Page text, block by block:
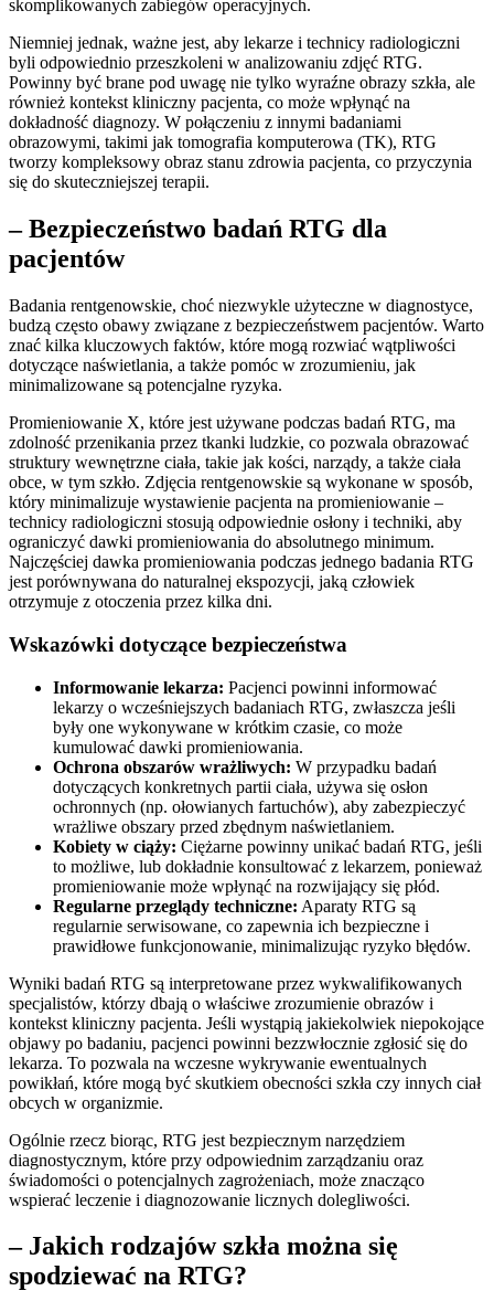
skomplikowanych zabiegów operacyjnych.
Niemniej jednak, ważne jest, aby lekarze i technicy radiologiczni
byli odpowiednio przeszkoleni w analizowaniu zdjęć RTG.
Powinny być brane pod uwagę nie tylko wyraźne obrazy szkła, ale
również kontekst kliniczny pacjenta, co może wpłynąć na
dokładność diagnozy. W połączeniu z innymi badaniami
obrazowymi, takimi jak tomografia komputerowa (TK), RTG
tworzy kompleksowy obraz stanu zdrowia pacjenta, co przyczynia
się do skuteczniejszej terapii.
– Bezpieczeństwo badań RTG dla
pacjentów
Badania rentgenowskie, choć niezwykle użyteczne w diagnostyce,
budzą często obawy związane z bezpieczeństwem pacjentów. Warto
znać kilka kluczowych faktów, które mogą rozwiać wątpliwości
dotyczące naświetlania, a także pomóc w zrozumieniu, jak
minimalizowane są potencjalne ryzyka.
Promieniowanie X, które jest używane podczas badań RTG, ma
zdolność przenikania przez tkanki ludzkie, co pozwala obrazować
struktury wewnętrzne ciała, takie jak kości, narządy, a także ciała
obce, w tym szkło. Zdjęcia rentgenowskie są wykonane w sposób,
który minimalizuje wystawienie pacjenta na promieniowanie –
technicy radiologiczni stosują odpowiednie osłony i techniki, aby
ograniczyć dawki promieniowania do absolutnego minimum.
Najczęściej dawka promieniowania podczas jednego badania RTG
jest porównywana do naturalnej ekspozycji, jaką człowiek
otrzymuje z otoczenia przez kilka dni.
Wskazówki dotyczące bezpieczeństwa
Informowanie lekarza: Pacjenci powinni informować
lekarzy o wcześniejszych badaniach RTG, zwłaszcza jeśli
były one wykonywane w krótkim czasie, co może
kumulować dawki promieniowania.
Ochrona obszarów wrażliwych: W przypadku badań
dotyczących konkretnych partii ciała, używa się osłon
ochronnych (np. ołowianych fartuchów), aby zabezpieczyć
wrażliwe obszary przed zbędnym naświetlaniem.
Kobiety w ciąży: Ciężarne powinny unikać badań RTG, jeśli
to możliwe, lub dokładnie konsultować z lekarzem, ponieważ
promieniowanie może wpłynąć na rozwijający się płód.
Regularne przeglądy techniczne: Aparaty RTG są
regularnie serwisowane, co zapewnia ich bezpieczne i
prawidłowe funkcjonowanie, minimalizując ryzyko błędów.
Wyniki badań RTG są interpretowane przez wykwalifikowanych
specjalistów, którzy dbają o właściwe zrozumienie obrazów i
kontekst kliniczny pacjenta. Jeśli wystąpią jakiekolwiek niepokojące
objawy po badaniu, pacjenci powinni bezzwłocznie zgłosić się do
lekarza. To pozwala na wczesne wykrywanie ewentualnych
powikłań, które mogą być skutkiem obecności szkła czy innych ciał
obcych w organizmie.
Ogólnie rzecz biorąc, RTG jest bezpiecznym narzędziem
diagnostycznym, które przy odpowiednim zarządzaniu oraz
świadomości o potencjalnych zagrożeniach, może znacząco
wspierać leczenie i diagnozowanie licznych dolegliwości.
– Jakich rodzajów szkła można się
spodziewać na RTG?